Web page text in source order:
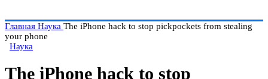
Главная Наука The iPhone hack to stop pickpockets from stealing
your phone
Наука
The iPhone hack to stop